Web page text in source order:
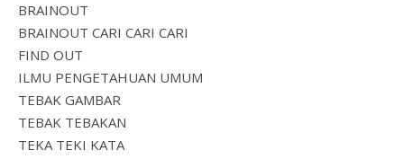
BRAINOUT
BRAINOUT CARI CARI CARI
FIND OUT
ILMU PENGETAHUAN UMUM
TEBAK GAMBAR
TEBAK TEBAKAN
TEKA TEKI KATA